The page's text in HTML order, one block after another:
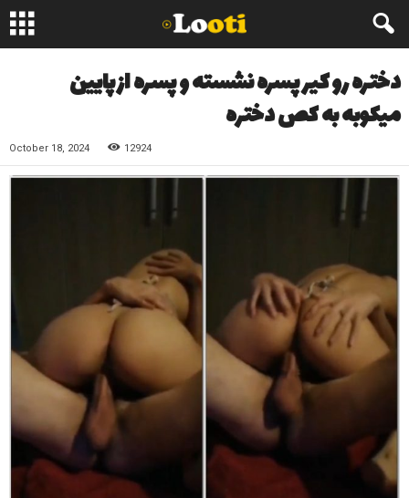
دختره رو کیر پسره نشسته و پسره از پایین
میکوبه به کص دختره
October 18, 2024 12924